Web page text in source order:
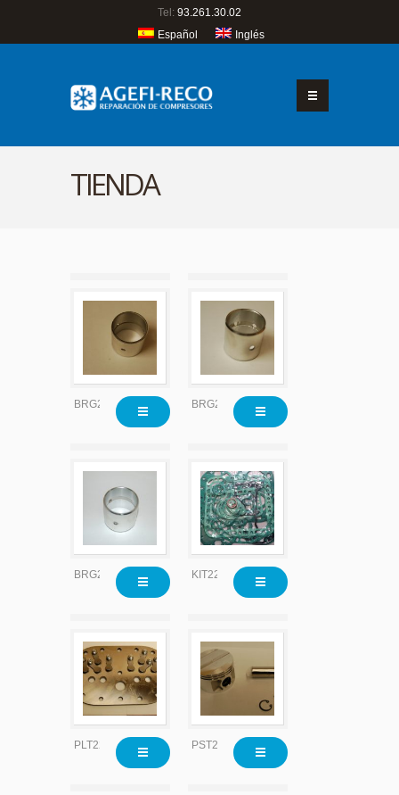
Tel: 93.261.30.02
Español
Inglés
TIENDA
BRG2204 BRG2204x010
BRG2204x020 KIT2200
PLT2204 PST2215